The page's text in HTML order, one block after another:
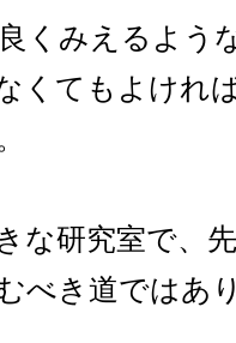
くみえるよう
くてもよけれ
な研究室で、
べき道ではあ